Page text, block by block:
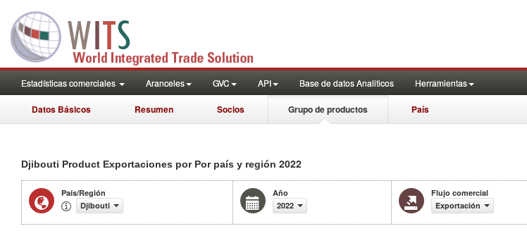
Estadísticas comerciales Aranceles GVC API Base de datos Analiticos Herramientas
Datos Básicos Resumen Socios Grupo de productos País
Djibouti Product Exportaciones por Por país y región 2022
País/Región
Djibouti
Año
2022
Flujo comercial
Exportación